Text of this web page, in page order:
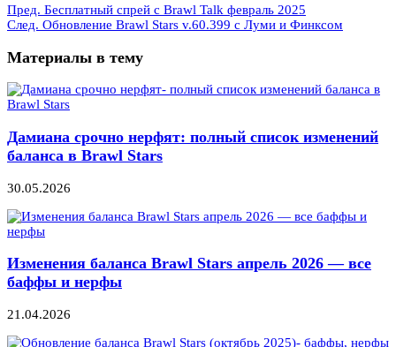
Пред. Бесплатный спрей с Brawl Talk февраль 2025
След. Обновление Brawl Stars v.60.399 с Луми и Финксом
Материалы в тему
Дамиана срочно нерфят: полный список изменений
баланса в Brawl Stars
30.05.2026
Изменения баланса Brawl Stars апрель 2026 — все
баффы и нерфы
21.04.2026